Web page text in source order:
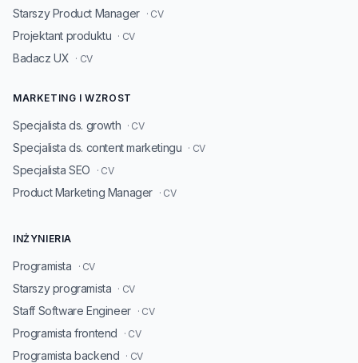
Starszy Product Manager · CV
Projektant produktu · CV
Badacz UX · CV
MARKETING I WZROST
Specjalista ds. growth · CV
Specjalista ds. content marketingu · CV
Specjalista SEO · CV
Product Marketing Manager · CV
INŻYNIERIA
Programista · CV
Starszy programista · CV
Staff Software Engineer · CV
Programista frontend · CV
Programista backend · CV